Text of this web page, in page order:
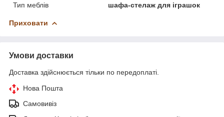
Тип меблів
шафа-стелаж для іграшок
Приховати
Умови доставки
Доставка здійснюється тільки по передоплаті.
Нова Пошта
Самовивіз